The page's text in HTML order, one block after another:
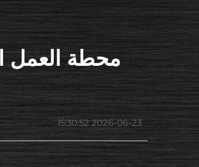
محطة العمل
2026-06-23 15:30:52